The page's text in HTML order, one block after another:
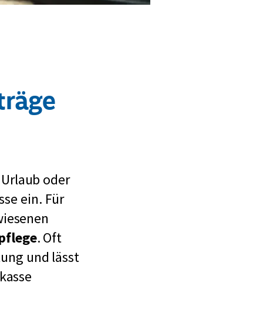
oder
ein. Für
. Oft
und lässt